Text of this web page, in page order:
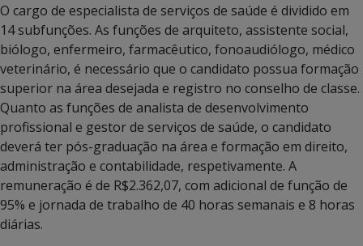
O cargo de especialista de serviços de saúde é dividido em
14 subfunções. As funções de arquiteto, assistente social,
biólogo, enfermeiro, farmacêutico, fonoaudiólogo, médico
veterinário, é necessário que o candidato possua formação
superior na área desejada e registro no conselho de classe.
Quanto as funções de analista de desenvolvimento
profissional e gestor de serviços de saúde, o candidato
deverá ter pós-graduação na área e formação em direito,
administração e contabilidade, respetivamente. A
remuneração é de R$2.362,07, com adicional de função de
95% e jornada de trabalho de 40 horas semanais e 8 horas
diárias.